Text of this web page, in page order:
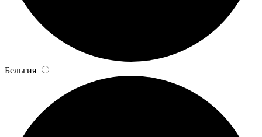
Бельгия